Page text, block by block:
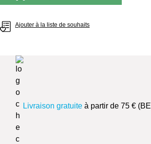
Ajouter à la liste de souhaits
Livraison gratuite à partir de 75 €